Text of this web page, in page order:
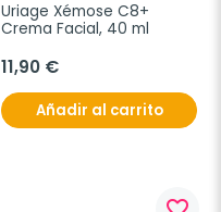
Uriage Xémose C8+
Crema Facial, 40 ml
11,90 €
Añadir al carrito